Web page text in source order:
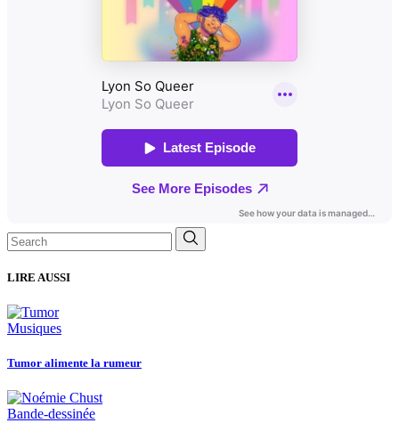
Search
for:
LIRE AUSSI
Musiques
Tumor alimente la rumeur
Bande-dessinée